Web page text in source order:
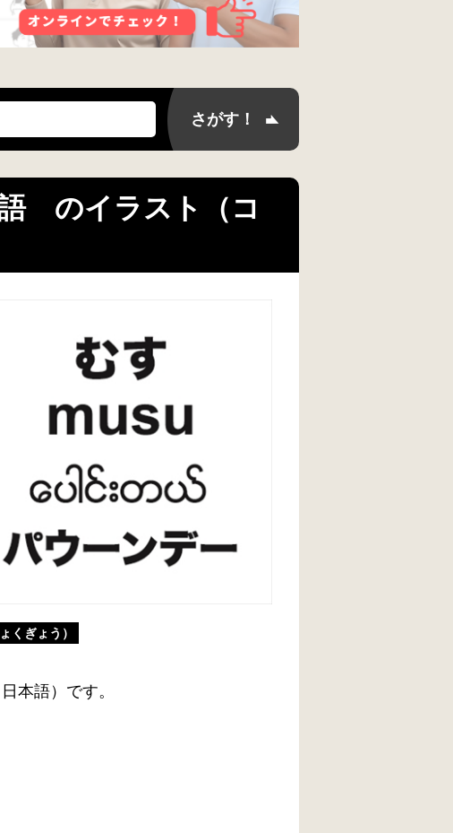
のイラスト（コ
くぎょう）
本語）です。